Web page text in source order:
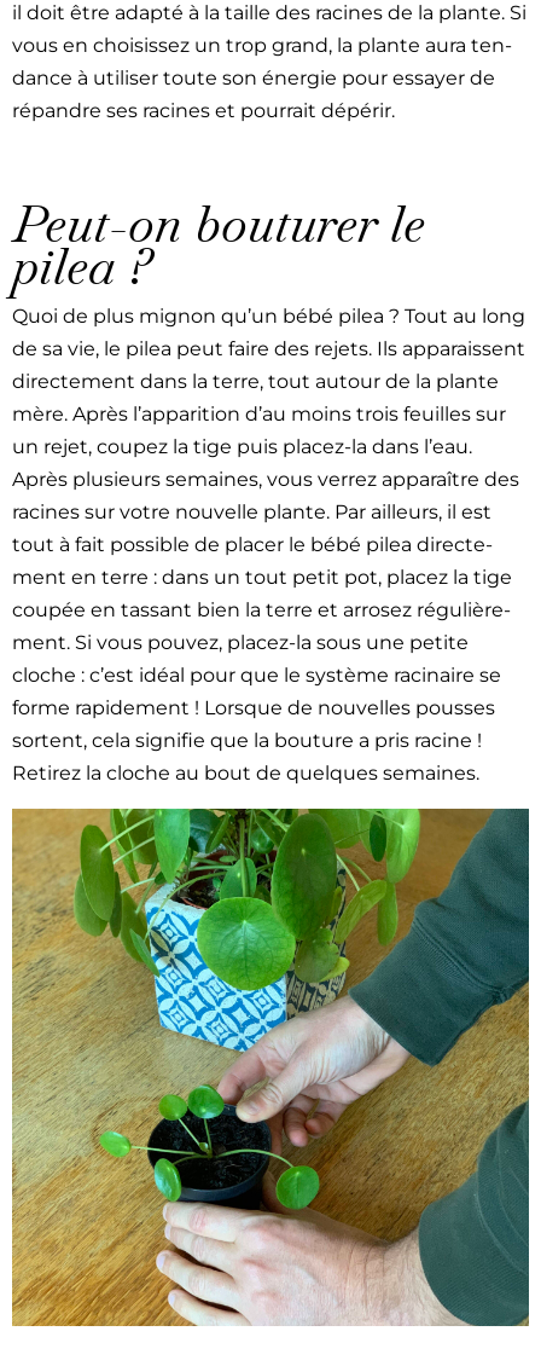
il doit être adap­té à la taille des racines de la plante. Si
vous en choi­sis­sez un trop grand, la plante aura ten­
dance à utilis­er toute son énergie pour essay­er de
répan­dre ses racines et pour­rait dépérir.
Peut-on bouturer le
pilea ?
Quoi de plus mignon qu’un bébé pilea ? Tout au long
de sa vie, le pilea peut faire des rejets. Ils appa­rais­sent
directe­ment dans la terre, tout autour de la plante
mère. Après l’apparition d’au moins trois feuilles sur
un rejet, coupez la tige puis placez-la dans l’eau.
Après plusieurs semaines, vous ver­rez appa­raître des
racines sur votre nou­velle plante. Par ailleurs, il est
tout à fait pos­si­ble de plac­er le bébé pilea directe­
ment en terre : dans un tout petit pot, placez la tige
coupée en tas­sant bien la terre et arrosez régulière­
ment. Si vous pou­vez, placez-la sous une petite
cloche : c’est idéal pour que le sys­tème raci­naire se
forme rapi­de­ment ! Lorsque de nou­velles pouss­es
sor­tent, cela sig­ni­fie que la bou­ture a pris racine !
Retirez la cloche au bout de quelques semaines.